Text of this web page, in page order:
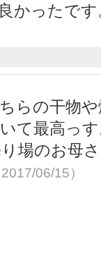
かったで
らの干物
て最高っ
場のお母
06/15）